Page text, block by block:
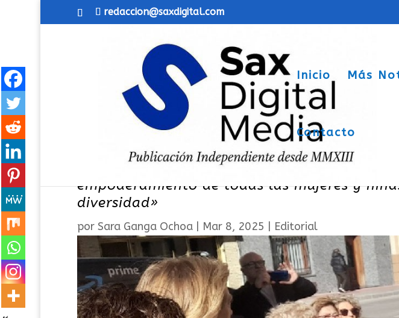
redaccion@saxdigital.com
Inicio Más
Contacto
Día Internacional de la Mujer: «Por los
empoderamiento de todas las mujeres y
diversidad»
por Sara Ganga Ochoa| Mar 8, 2025 Editorial